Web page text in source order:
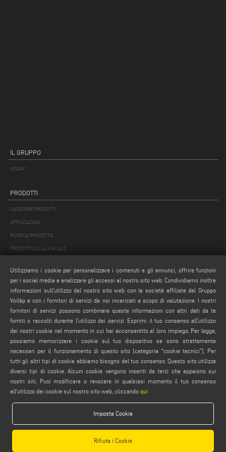
IL GRUPPO
VOILÀP
PRODOTTI
CATEGORIE PRODOTTI
APPLICAZIONI
RICERCA PRODOTTO
PRODOTTI DALLA A ALLA Z
MAIL
Webmail
service@emmegi.com
webmaster@emmegi.com
info@emmegi.com
SEGUICI
NOTE LEGALI
Utilizziamo i cookie per personalizzare i contenuti e gli annunci, offrire funzioni
per i social media e analizzare gli accessi al nostro sito web. Condividiamo inoltre
informazioni sull'utilizzo del nostro sito web con le società affiliate del Gruppo
Voilàp e con i fornitori di servizi da noi incaricati a scopo di valutazione. I nostri
fornitori di servizi possono combinare queste informazioni con altri dati da te
forniti o raccolti durante l'utilizzo dei servizi. Esprimi il tuo consenso all'utilizzo
dei nostri cookie nel momento in cui hai acconsentito al loro impiego. Per legge,
possiamo memorizzare i cookie sul tuo dispositivo se sono strettamente
necessari per il funzionamento di questo sito [categoria “cookie tecnici”]. Per
tutti gli altri tipi di cookie abbiamo bisogno del tuo consenso. Questo sito utilizza
diversi tipi di cookie. Alcuni cookie vengono inseriti da terzi che appaiono sui
nostri siti. Puoi modificare o revocare in qualsiasi momento il tuo consenso
all'utilizzo dei cookie sul nostro sito web, cliccando qui
Imposta Cookie
Rifiuta i Cookie